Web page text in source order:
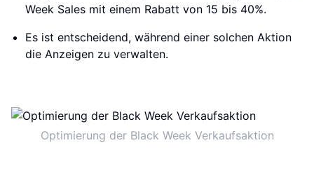
Week Sales mit einem Rabatt von 15 bis 40%.
Es ist entscheidend, während einer solchen Aktion
die Anzeigen zu verwalten.
Optimierung der Black Week Verkaufsaktion